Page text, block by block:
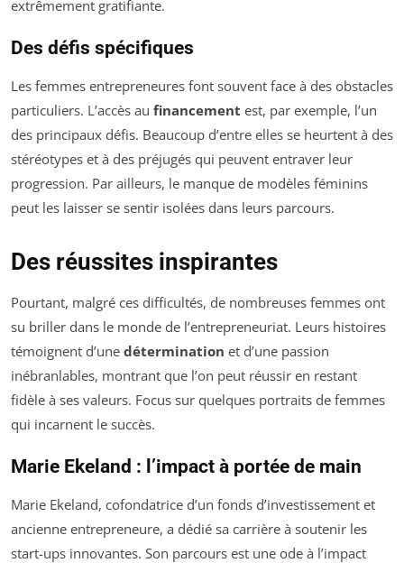
extrêmement gratifiante.
Des défis spécifiques
Les femmes entrepreneures font souvent face à des obstacles
particuliers. L’accès au financement est, par exemple, l’un
des principaux défis. Beaucoup d’entre elles se heurtent à des
stéréotypes et à des préjugés qui peuvent entraver leur
progression. Par ailleurs, le manque de modèles féminins
peut les laisser se sentir isolées dans leurs parcours.
Des réussites inspirantes
Pourtant, malgré ces difficultés, de nombreuses femmes ont
su briller dans le monde de l’entrepreneuriat. Leurs histoires
témoignent d’une détermination et d’une passion
inébranlables, montrant que l’on peut réussir en restant
fidèle à ses valeurs. Focus sur quelques portraits de femmes
qui incarnent le succès.
Marie Ekeland : l’impact à portée de main
Marie Ekeland, cofondatrice d’un fonds d’investissement et
ancienne entrepreneure, a dédié sa carrière à soutenir les
start-ups innovantes. Son parcours est une ode à l’impact